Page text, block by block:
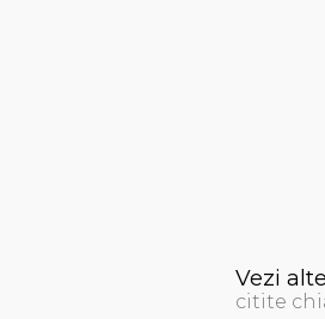
Vezi
citite